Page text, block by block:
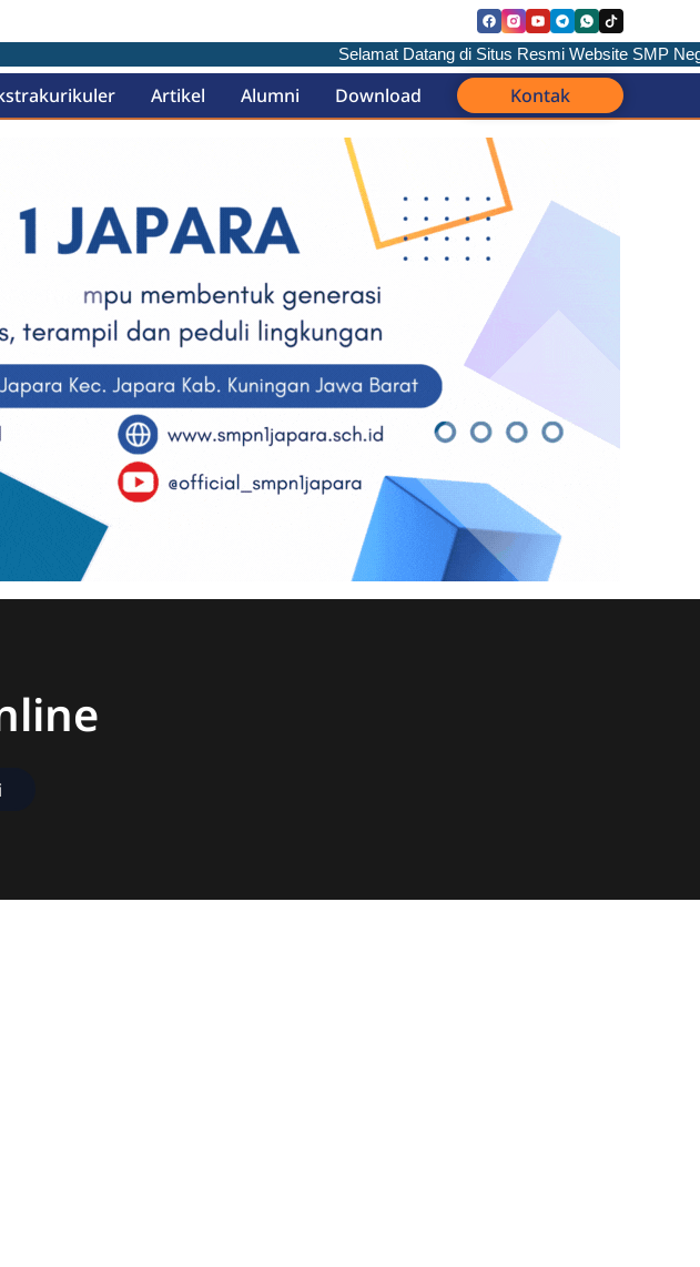
Selamat Datang di Situs Resmi Website SMP Negeri
Artikel Alumni Download Kontak